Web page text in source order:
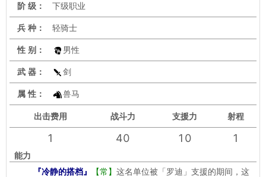
阶 级： 下级职业
兵 种： 轻骑士
性 别： 男性
武 器： 剑
属 性： 兽马
出击费用 战斗力 支援力 射程
1 40 10 1
能力
『冷静的搭档』
【常】 这名单位被「罗迪」支援的期间，这